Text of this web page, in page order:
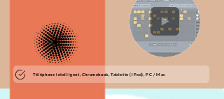
Téléphone intelligent, Chromebook, Tablette (iPad), PC / Mac